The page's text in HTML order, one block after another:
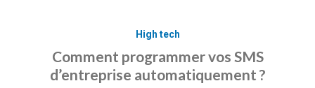
High tech
Comment programmer vos SMS
d’entreprise automatiquement ?